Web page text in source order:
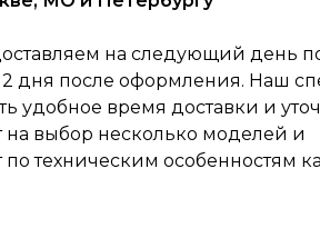
на следующий день
2 дня после оформления. Наш
удобное время доставки и
на выбор несколько моделей и
по техническим особенностям